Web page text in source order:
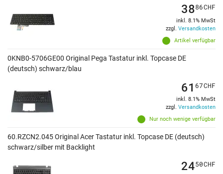
Artikel verfügbar
3886CHF
inkl. 8.1% MwSt
zzgl. Versandkosten
0KNB0-5706GE00 Original Pega Tastatur inkl. Topcase DE
(deutsch) schwarz/blau
Nur noch wenige verfügbar
61 67CHF
inkl. 8.1% MwSt
zzgl. Versandkosten
60.RZCN2.045 Original Acer Tastatur inkl. Topcase DE (deutsch)
schwarz/silber mit Backlight
2450CHF